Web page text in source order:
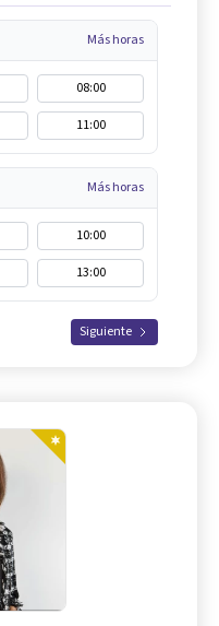
Más horas
08:00
11:00
Más horas
10:00
13:00
Siguiente